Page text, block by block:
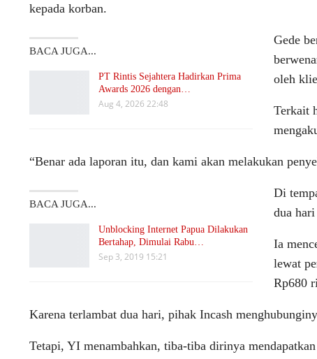
kepada korban.
BACA JUGA...
PT Rintis Sejahtera Hadirkan Prima
Awards 2026 dengan…
Aug 4, 2026 22:48
Gede
oleh
Terkait
“Benar ada laporan itu, dan kami akan melakukan
BACA JUGA...
Unblocking Internet Papua Dilakukan
Bertahap, Dimulai Rabu…
Sep 3, 2019 15:21
Di
dua
Ia
lewat
Rp680
Karena terlambat dua hari, pihak Incash
Tetapi, YI menambahkan, tiba-tiba dirinya